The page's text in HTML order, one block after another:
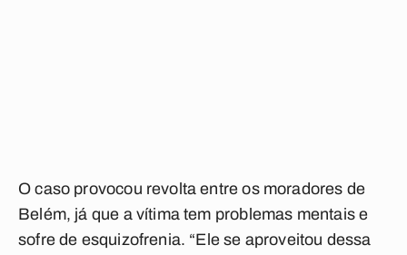
O caso provocou revolta entre os moradores de
Belém, já que a vítima tem problemas mentais e
sofre de esquizofrenia. “Ele se aproveitou dessa